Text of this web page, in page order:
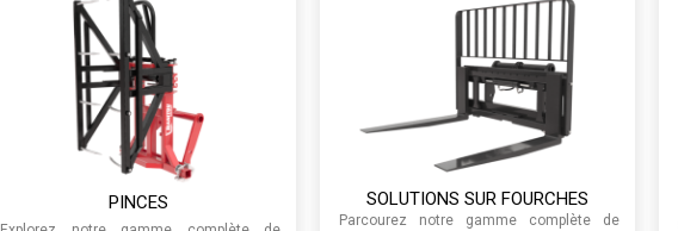
PINCES SOLUTIONS SUR FOURCHES
Parcourez notre gamme complète de